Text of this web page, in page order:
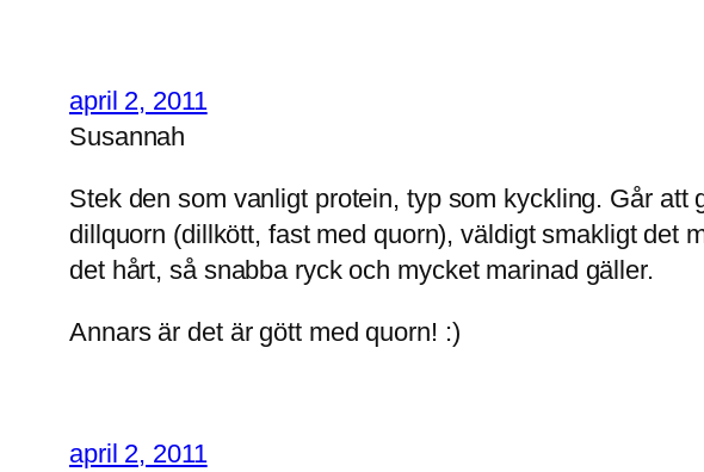
april 2, 2011
Susannah
Stek den som vanligt protein, typ som kyckling. Går
dillquorn (dillkött, fast med quorn), väldigt smakligt det
det hårt, så snabba ryck och mycket marinad gäller.
Annars är det är gött med quorn! :)
april 2, 2011